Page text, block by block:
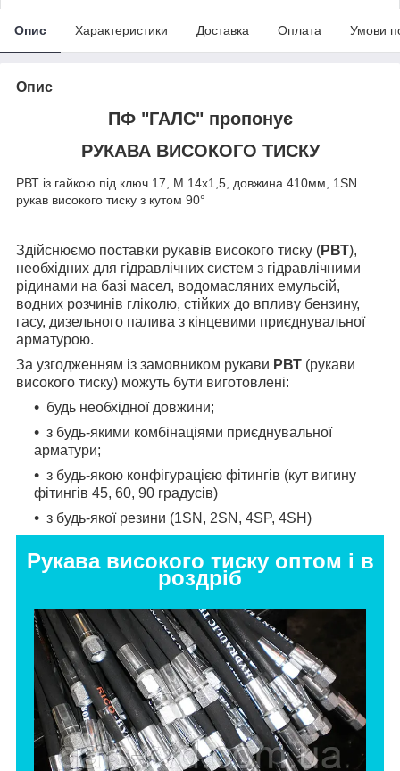
Опис Характеристики Доставка Оплата Умови
Опис
ПФ "ГАЛС" пропонує
РУКАВА ВИСОКОГО ТИСКУ
РВТ із гайкою під ключ 17, М 14х1,5, довжина 410мм, 1SN
рукав високого тиску з кутом 90°
Здійснюємо поставки рукавів високого тиску (РВТ),
необхідних для гідравлічних систем з гідравлічними
рідинами на базі масел, водомасляних емульсій,
водних розчинів гліколю, стійких до впливу бензину,
гасу, дизельного палива з кінцевими приєднувальної
арматурою.
За узгодженням із замовником рукави РВТ (рукави
високого тиску) можуть бути виготовлені:
будь необхідної довжини;
з будь-якими комбінаціями приєднувальної
арматури;
з будь-якою конфігурацією фітингів (кут вигину
фітингів 45, 60, 90 градусів)
з будь-якої резини (1SN, 2SN, 4SP, 4SH)
Рукава високого тиску оптом і в
роздріб